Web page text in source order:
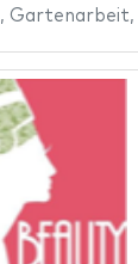
, Gartenarbeit,